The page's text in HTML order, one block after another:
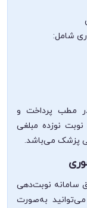
شامل:
مطب پرداخت و
نوزده مبلغی
پزشک می‌باشد.
سامانه نوبت‌دهی
به‌صورت